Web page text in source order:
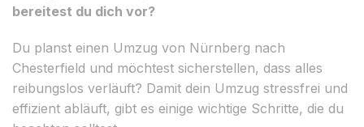
bereitest du dich vor?
Du planst einen Umzug von Nürnberg nach
Chesterfield und möchtest sicherstellen, dass alles
reibungslos verläuft? Damit dein Umzug stressfrei und
effizient abläuft, gibt es einige wichtige Schritte, die du